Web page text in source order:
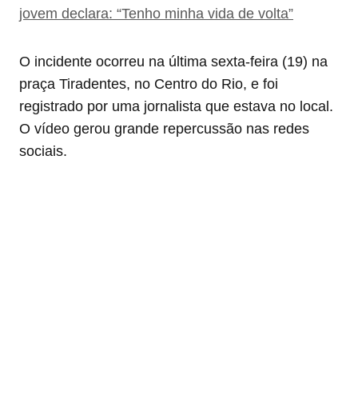
jovem declara: “Tenho minha vida de volta”
O incidente ocorreu na última sexta-feira (19) na
praça Tiradentes, no Centro do Rio, e foi
registrado por uma jornalista que estava no local.
O vídeo gerou grande repercussão nas redes
sociais.